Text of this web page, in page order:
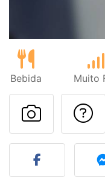
Bebida Muito
Fez